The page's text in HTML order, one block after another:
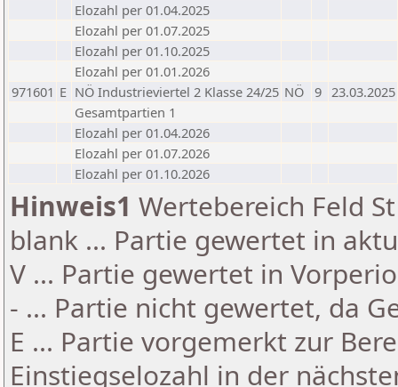
Elozahl per 01.04.2025
Elozahl per 01.07.2025
Elozahl per 01.10.2025
Elozahl per 01.01.2026
971601 E NÖ Industrieviertel 2 Klasse 24/25 NÖ 9 23.03.2025
Gesamtpartien 1
Elozahl per 01.04.2026
Elozahl per 01.07.2026
Elozahl per 01.10.2026
Hinweis1 Wertebereich Feld
blank ... Partie gewertet in
V ... Partie gewertet in
- ... Partie nicht gewertet, da
E ... Partie vorgemerkt zur
Einstiegselozahl in der